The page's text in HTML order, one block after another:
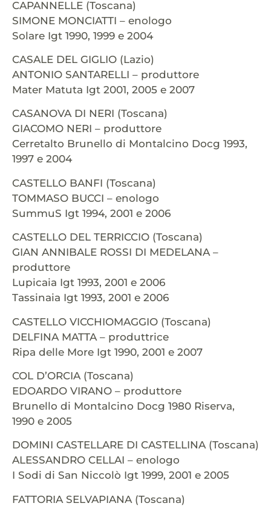
CAPANNELLE (Toscana)
SIMONE MONCIATTI – enologo
Solare Igt 1990, 1999 e 2004
CASALE DEL GIGLIO (Lazio)
ANTONIO SANTARELLI – produttore
Mater Matuta Igt 2001, 2005 e 2007
CASANOVA DI NERI (Toscana)
GIACOMO NERI – produttore
Cerretalto Brunello di Montalcino Docg 1993,
1997 e 2004
CASTELLO BANFI (Toscana)
TOMMASO BUCCI – enologo
SummuS Igt 1994, 2001 e 2006
CASTELLO DEL TERRICCIO (Toscana)
GIAN ANNIBALE ROSSI DI MEDELANA –
produttore
Lupicaia Igt 1993, 2001 e 2006
Tassinaia Igt 1993, 2001 e 2006
CASTELLO VICCHIOMAGGIO (Toscana)
DELFINA MATTA – produttrice
Ripa delle More Igt 1990, 2001 e 2007
COL D’ORCIA (Toscana)
EDOARDO VIRANO – produttore
Brunello di Montalcino Docg 1980 Riserva,
1990 e 2005
DOMINI CASTELLARE DI CASTELLINA (Toscana)
ALESSANDRO CELLAI – enologo
I Sodi di San Niccolò Igt 1999, 2001 e 2005
FATTORIA SELVAPIANA (Toscana)